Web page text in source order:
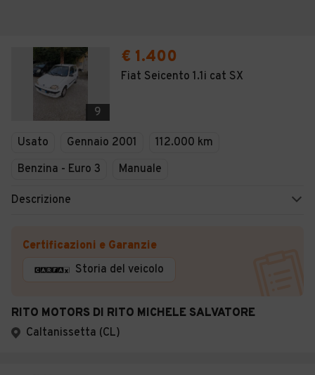
9
€ 1.400
Fiat Seicento 1.1i cat SX
Usato Gennaio 2001
112.000 km
Benzina - Euro 3
Manuale
Descrizione
Certificazioni e Garanzie
Storia del veicolo
RITO MOTORS DI RITO MICHELE SALVATORE
Caltanissetta (CL)